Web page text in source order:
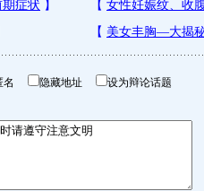
名 隐藏地址 设为辩论话题